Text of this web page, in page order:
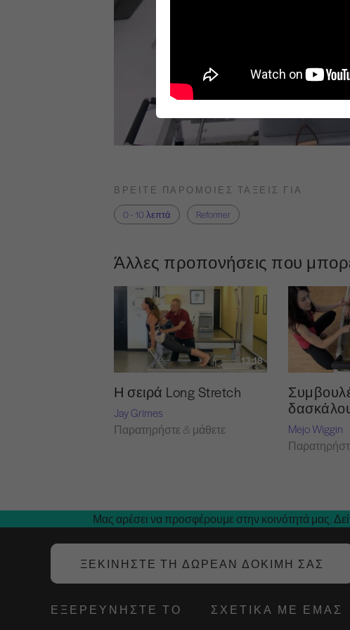
ΒΡΕΊΤΕ ΠΑΡΌΜΟΙΕΣ ΤΆΞΕΙΣ ΓΙΑ
0 - 10 λεπτά
Reformer
Άλλες προπονήσεις που
13:18
Η σειρά Long Stretch
Jay Grimes
Παρατηρήστε & μάθετε
Mejo Wiggin
Μας αρέσει να προσφέρουμε στην κοινότητά μας.
ΞΕΚΙΝΉΣΤΕ ΤΗ ΔΩΡΕΆΝ ΔΟΚΙΜΉ ΣΑΣ
ΕΞΕΡΕΥΝΉΣΤΕ ΤΟ ΣΧΕΤΙΚΆ ΜΕ ΕΜΆΣ